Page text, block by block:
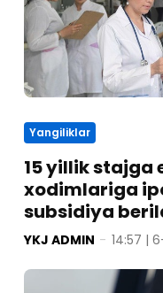
Yangiliklar
15 yillik stajga
xodimlariga
subsidiya
YKJ ADMIN - 14:57 |